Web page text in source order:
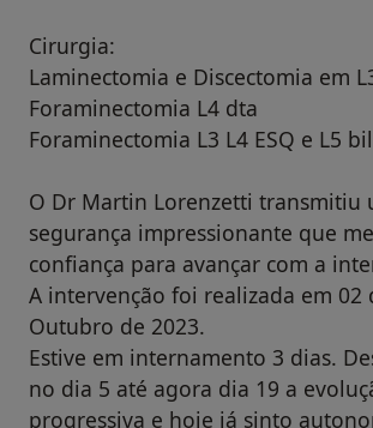
Cirurgia:
Laminectomia e Discectomia em
Foraminectomia L4 dta
Foraminectomia L3 L4 ESQ e L5
O Dr Martin Lorenzetti transmitiu
segurança impressionante que
confiança para avançar com a
A intervenção foi realizada em 02
Outubro de 2023.
Estive em internamento 3 dias.
no dia 5 até agora dia 19 a
progressiva e hoje já sinto